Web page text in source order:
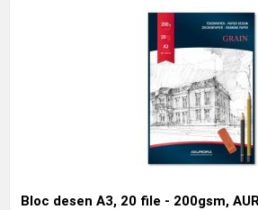
Bloc desen A3, 20 file - 200gsm,